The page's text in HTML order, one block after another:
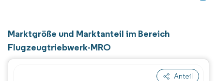
Marktgröße und Marktanteil im Bereich
Flugzeugtriebwerk-MRO
Anteil